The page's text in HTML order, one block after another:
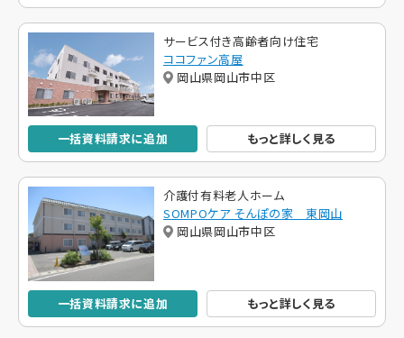
サービス付き高齢者向け住宅
ココファン高屋
岡山県岡山市中区
一括資料請求に追加 もっと詳しく見る
介護付有料老人ホーム
SOMPOケア そんぽの家 東岡山
岡山県岡山市中区
一括資料請求に追加 もっと詳しく見る